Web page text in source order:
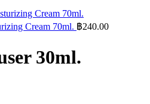
Cream 70ml. ฿240.00
30ml.